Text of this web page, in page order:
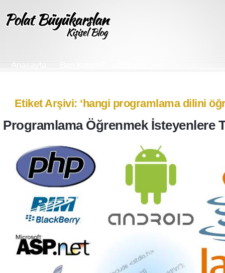
Anasayfa
Etiket Arşivi: ‘hangi programlama dilini
Programlama Öğrenmek İsteyenlere